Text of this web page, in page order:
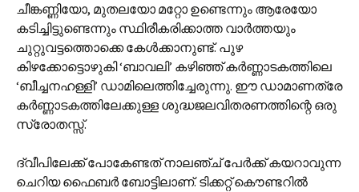
ചീങ്കണ്ണിയോ, മുതലയോ മറ്റോ ഉണ്ടെന്നും ആരേയോ
കടിച്ചിട്ടുണ്ടെന്നും സ്ഥിരീകരിക്കാത്ത വാര്‍ത്തയും
ചുറ്റുവട്ടത്തൊക്കെ കേള്‍ക്കാനുണ്ട്. പുഴ
കിഴക്കോട്ടൊഴുകി ‘ബാവലി’ കഴിഞ്ഞ് കര്‍ണ്ണാടകത്തിലെ
‘ബീച്ചനഹള്ളി’ ഡാമിലെത്തിച്ചേരുന്നു. ഈ ഡാമാണത്രേ
കര്‍ണ്ണാടകത്തിലേക്കുള്ള ശുദ്ധജലവിതരണത്തിന്റെ ഒരു
സ്രോതസ്സ്.
ദ്വീപിലേക്ക് പോകേണ്ടത് നാലഞ്ച് പേര്‍ക്ക് കയറാവുന്ന
ചെറിയ ഫൈബര്‍ ബോട്ടിലാണ്. ടിക്കറ്റ് കൌണ്ടറില്‍